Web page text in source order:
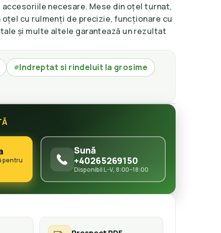
necesare. Mese din oțel turnat,
oțel cu rulmenți de precizie, funcționare cu
și multe altele garantează un rezultat
#Indreptat si rindeluit la grosime
pentru
Sună
+40265269150
Disponibil L–V, 8:00–18:00